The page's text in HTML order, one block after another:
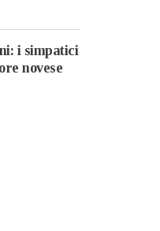
i simpatici
novese